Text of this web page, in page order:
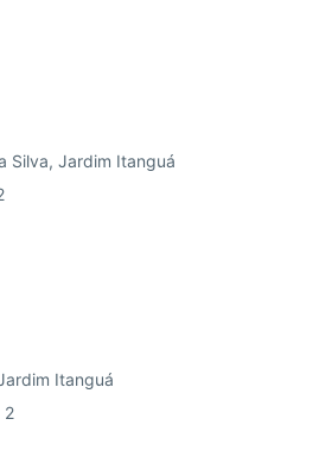
Silva, Jardim Itanguá
Itanguá
2